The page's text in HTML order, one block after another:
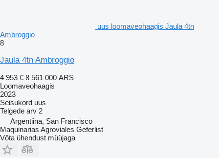
uus loomaveohaagis Jaula 4tn
Ambroggio
8
Jaula 4tn Ambroggio
4 953 € 8 561 000 ARS
Loomaveohaagis
2023
Seisukord uus
Telgede arv 2
Argentiina, San Francisco
Maquinarias Agroviales Geferlist
Võta ühendust müüjaga